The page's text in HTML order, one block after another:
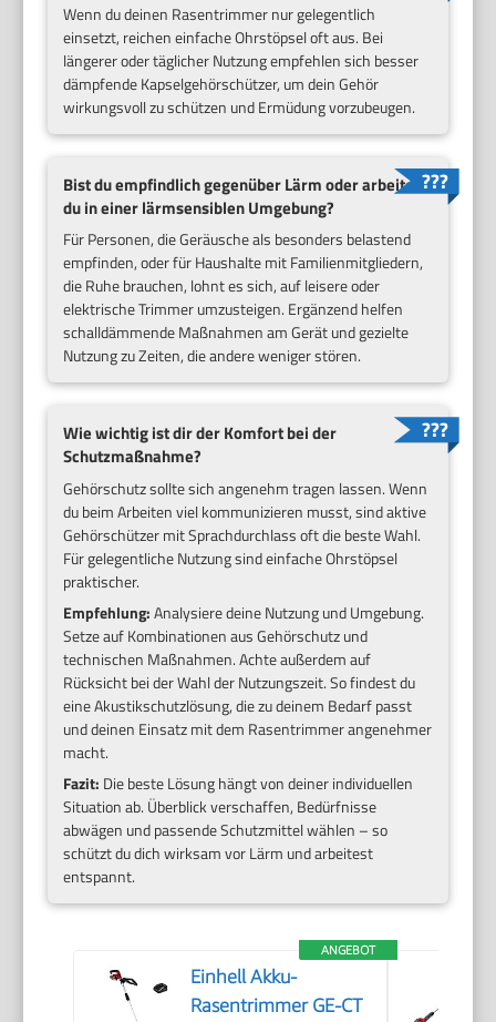
Wenn du deinen Rasentrimmer nur gelegentlich
einsetzt, reichen einfache Ohrstöpsel oft aus. Bei
längerer oder täglicher Nutzung empfehlen sich besser
dämpfende Kapselgehörschützer, um dein Gehör
wirkungsvoll zu schützen und Ermüdung vorzubeugen.
Bist du empfindlich gegenüber Lärm oder arbeitest
du in einer lärmsensiblen Umgebung?
Für Personen, die Geräusche als besonders belastend
empfinden, oder für Haushalte mit Familienmitgliedern,
die Ruhe brauchen, lohnt es sich, auf leisere oder
elektrische Trimmer umzusteigen. Ergänzend helfen
schalldämmende Maßnahmen am Gerät und gezielte
Nutzung zu Zeiten, die andere weniger stören.
Wie wichtig ist dir der Komfort bei der
Schutzmaßnahme?
Gehörschutz sollte sich angenehm tragen lassen. Wenn
du beim Arbeiten viel kommunizieren musst, sind aktive
Gehörschützer mit Sprachdurchlass oft die beste Wahl.
Für gelegentliche Nutzung sind einfache Ohrstöpsel
praktischer.
Empfehlung:Analysiere deine Nutzung und Umgebung.
Setze auf Kombinationen aus Gehörschutz und
technischen Maßnahmen. Achte außerdem auf
Rücksicht bei der Wahl der Nutzungszeit. So findest du
eine Akustikschutzlösung, die zu deinem Bedarf passt
und deinen Einsatz mit dem Rasentrimmer angenehmer
macht.
Fazit: Die beste Lösung hängt von deiner individuellen
Situation ab. Überblick verschaffen, Bedürfnisse
abwägen und passende Schutzmittel wählen – so
schützt du dich wirksam vor Lärm und arbeitest
entspannt.
ANGEBOT
Einhell Akku-
Rasentrimmer GE-CT